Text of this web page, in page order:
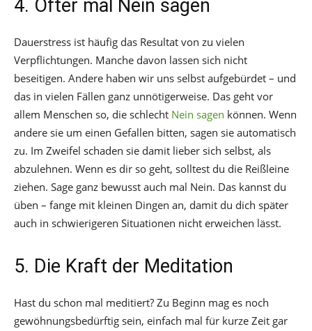
4. Öfter mal Nein sagen
Dauerstress ist häufig das Resultat von zu vielen
Verpflichtungen. Manche davon lassen sich nicht
beseitigen. Andere haben wir uns selbst aufgebürdet – und
das in vielen Fällen ganz unnötigerweise. Das geht vor
allem Menschen so, die schlecht Nein sagen können. Wenn
andere sie um einen Gefallen bitten, sagen sie automatisch
zu. Im Zweifel schaden sie damit lieber sich selbst, als
abzulehnen. Wenn es dir so geht, solltest du die Reißleine
ziehen. Sage ganz bewusst auch mal Nein. Das kannst du
üben – fange mit kleinen Dingen an, damit du dich später
auch in schwierigeren Situationen nicht erweichen lässt.
5. Die Kraft der Meditation
Hast du schon mal meditiert? Zu Beginn mag es noch
gewöhnungsbedürftig sein, einfach mal für kurze Zeit gar